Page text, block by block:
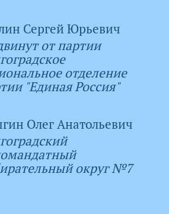
Сергей Юрьевич
от партии
отделение
"Единая Россия"
Олег Анатольевич
округ №7